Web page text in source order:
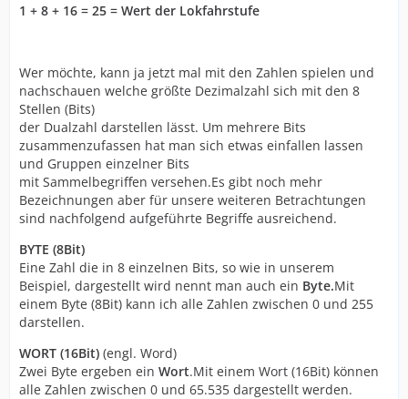
1 + 8 + 16 = 25 = Wert der Lokfahrstufe
Wer möchte, kann ja jetzt mal mit den Zahlen spielen und
nachschauen welche größte Dezimalzahl sich mit den 8
Stellen (Bits)
der Dualzahl darstellen lässt. Um mehrere Bits
zusammenzufassen hat man sich etwas einfallen lassen
und Gruppen einzelner Bits
mit Sammelbegriffen versehen.Es gibt noch mehr
Bezeichnungen aber für unsere weiteren Betrachtungen
sind nachfolgend aufgeführte Begriffe ausreichend.
BYTE (8Bit)
Eine Zahl die in 8 einzelnen Bits, so wie in unserem
Beispiel, dargestellt wird nennt man auch ein Byte.Mit
einem Byte (8Bit) kann ich alle Zahlen zwischen 0 und 255
darstellen.
WORT (16Bit) (engl. Word)
Zwei Byte ergeben ein Wort.Mit einem Wort (16Bit) können
alle Zahlen zwischen 0 und 65.535 dargestellt werden.